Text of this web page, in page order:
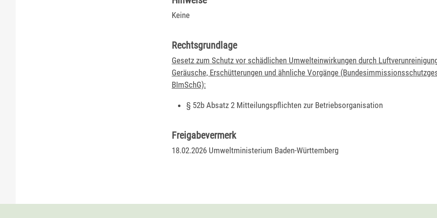
Keine
Rechtsgrundlage
Gesetz zum Schutz vor schädlichen Umwelteinwirkungen durch
Geräusche, Erschütterungen und ähnliche Vorgänge
BImSchG):
§ 52b Absatz 2 Mitteilungspflichten zur Betriebsorganisation
Freigabevermerk
18.02.2026 Umweltministerium Baden-Württemberg